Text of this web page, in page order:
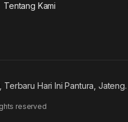
Tentang Kami
Terbaru Hari Ini Pantura, Jateng.
reserved